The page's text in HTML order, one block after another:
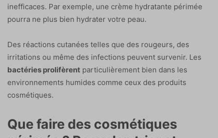
inefficaces. Par exemple, une crème hydratante périmée
pourra ne plus bien hydrater votre peau.
Des réactions cutanées telles que des rougeurs, des
irritations ou même des infections peuvent survenir. Les
bactéries prolifèrent particulièrement bien dans les
environnements humides comme ceux des produits
cosmétiques.
Que faire des cosmétiques